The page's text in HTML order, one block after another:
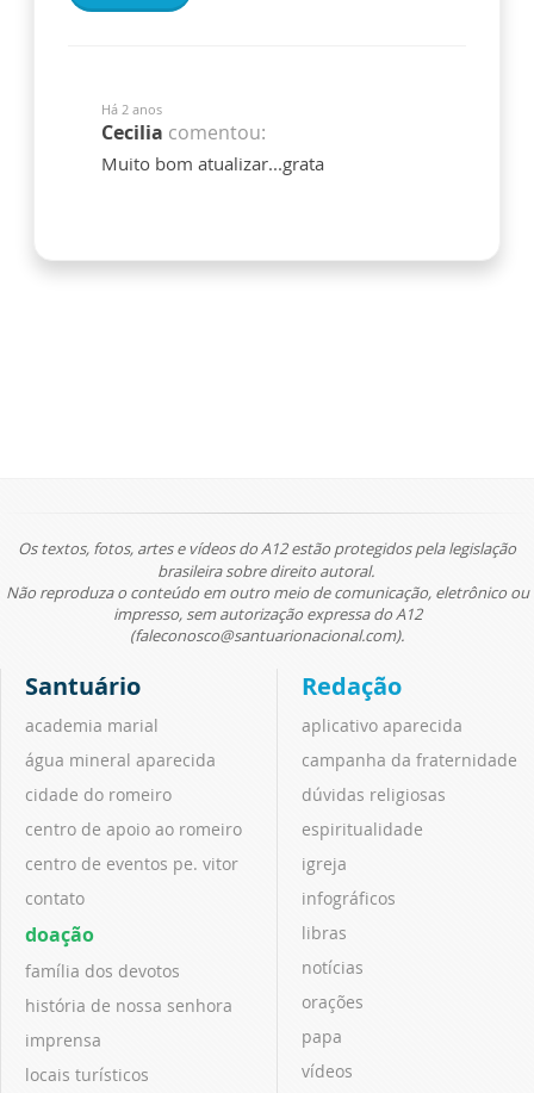
Há 2 anos
Cecilia comentou:
Muito bom atualizar...grata
Os textos, fotos, artes e vídeos do A12 estão protegidos pela legislação
brasileira sobre direito autoral.
Não reproduza o conteúdo em outro meio de comunicação, eletrônico ou
impresso, sem autorização expressa do A12
(faleconosco@santuarionacional.com).
Santuário
academia marial
água mineral aparecida
cidade do romeiro
centro de apoio ao romeiro
centro de eventos pe. vitor
contato
doação
família dos devotos
história de nossa senhora
imprensa
locais turísticos
Redação
aplicativo aparecida
campanha da fraternidade
dúvidas religiosas
espiritualidade
igreja
infográficos
libras
notícias
orações
papa
vídeos